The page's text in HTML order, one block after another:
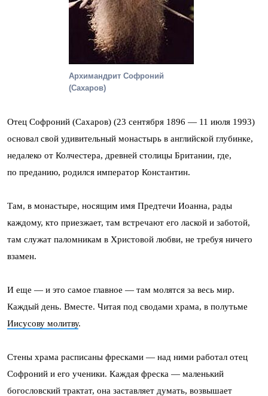
Архимандрит Софроний
(Сахаров)
Отец Софроний (Сахаров) (23 сентября 1896 — 11 июля 1993)
основал свой удивительный монастырь в английской глубинке,
недалеко от Колчестера, древней столицы Британии, где,
по преданию, родился император Константин.
Там, в монастыре, носящим имя Предтечи Иоанна, рады
каждому, кто приезжает, там встречают его лаской и заботой,
там служат паломникам в Христовой любви, не требуя ничего
взамен.
И еще — и это самое главное — там молятся за весь мир.
Каждый день. Вместе. Читая под сводами храма, в полутьме
Иисусову молитву.
Стены храма расписаны фресками — над ними работал отец
Софроний и его ученики. Каждая фреска — маленький
богословский трактат, она заставляет думать, возвышает